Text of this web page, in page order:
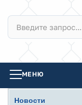
МЕНЮ
Новости